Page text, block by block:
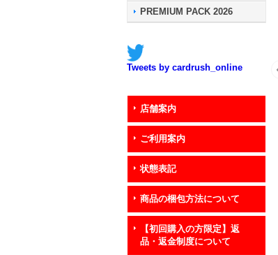
PREMIUM PACK 2026
Tweets by cardrush_online
店舗案内
ご利用案内
状態表記
商品の梱包方法について
【初回購入の方限定】返
品・返金制度について